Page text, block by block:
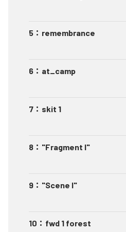
5 ： remembrance
6 ： at_camp
7 ： skit 1
8 ： "Fragment I"
9 ： "Scene I"
10 ： fwd 1 forest